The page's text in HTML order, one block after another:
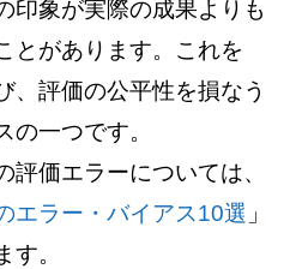
印象が実際の成果よりも
とがあります。これを
、評価の公平性を損なう
の一つです。
評価エラーについては、
エラー・バイアス10選 」
す。